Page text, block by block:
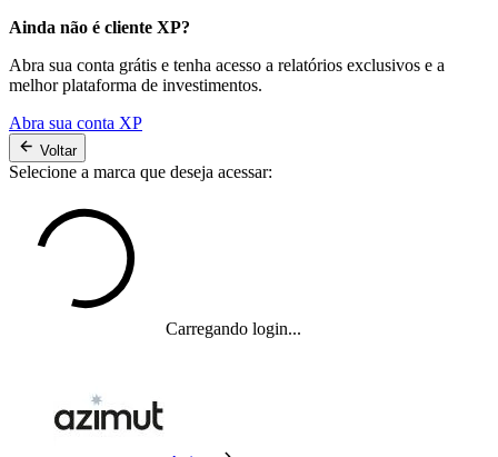
Ainda não é cliente XP?
Abra sua conta grátis e tenha acesso a relatórios exclusivos e a
melhor plataforma de investimentos.
Abra sua conta XP
Voltar
Selecione a marca que deseja acessar:
Carregando login...